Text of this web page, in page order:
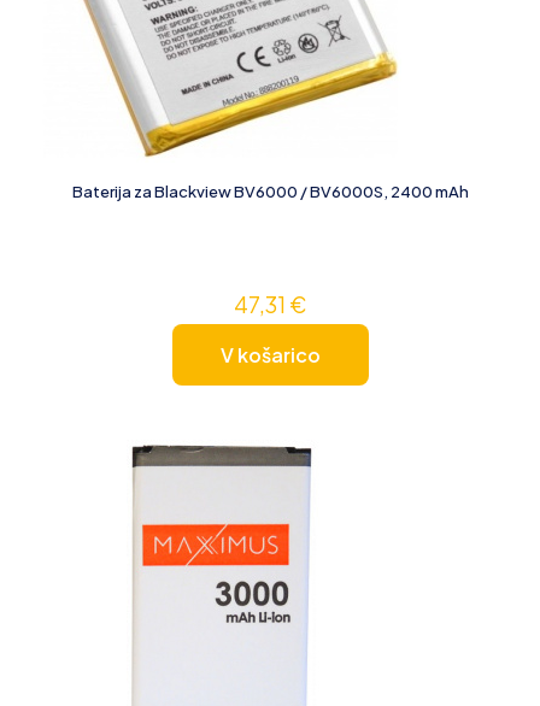
Baterija za Blackview BV6000 / BV6000S, 2400 mAh
47,31 €
V košarico